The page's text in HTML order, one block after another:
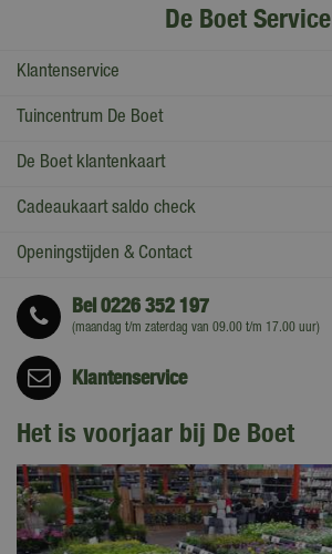
De Boet Service
Klantenservice
Tuincentrum De Boet
De Boet klantenkaart
Cadeaukaart saldo check
Openingstijden & Contact
Bel0226 352 197
(maandag t/m zaterdag van 09.00 t/m 17.00 uur)
Klantenservice
Het is voorjaar bij De Boet